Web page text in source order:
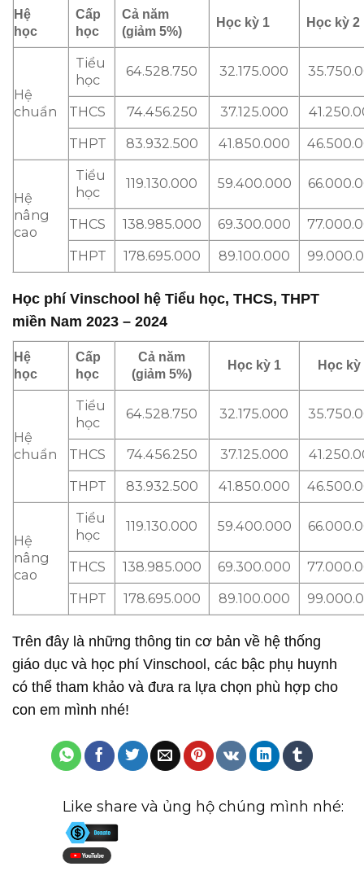
Hệ
học
Cấp
học
Cả năm
(giảm 5%)
Học kỳ 1 Học kỳ 2
Hệ
chuẩn
Tiểu
học
64.528.750 32.175.000
THCS 74.456.250 37.125.000
THPT
83.932.500 41.850.000
Hệ
nâng
cao
Tiểu
học
119.130.000 59.400.000
THCS 138.985.000 69.300.000
THPT
178.695.000 89.100.000
Học phí Vinschool hệ Tiểu học, THCS, THPT
miền Nam 2023 – 2024
Hệ
học
Cấp
học
Cả năm
(giảm 5%)
Học kỳ 1 Học kỳ
Hệ
chuẩn
Tiểu
học
64.528.750 32.175.000
THCS 74.456.250 37.125.000
THPT
83.932.500 41.850.000
Hệ
nâng
cao
Tiểu
học
119.130.000 59.400.000
THCS 138.985.000 69.300.000
THPT
178.695.000 89.100.000
Trên đây là những thông tin cơ bản về hệ thống
giáo dục và học phí Vinschool, các bậc phụ huynh
có thể tham khảo và đưa ra lựa chọn phù hợp cho
con em mình nhé!
Like share và ủng hộ chúng mình nhé: